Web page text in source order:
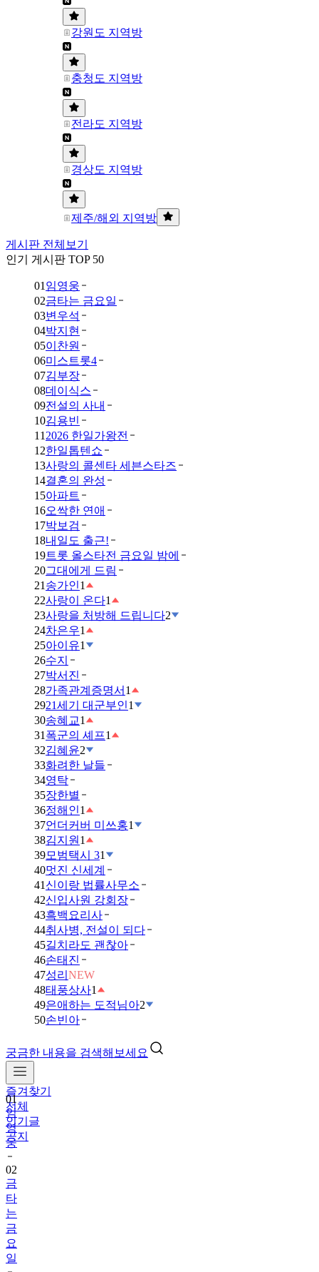
강원도 지역방
충청도 지역방
전라도 지역방
경상도 지역방
제주/해외 지역방
게시판 전체보기
인기 게시판 TOP 50
01 임영웅
02금타는 금요일
03변우석
04박지현
05이찬원
06미스트롯4
07김부장
08데이식스
09전설의 사내
10김용빈
11 2026 한일가왕전
12한일톱텐쇼
13사랑의 콜센타 세븐스타즈
14결혼의 완성
15아파트
16오싹한 연애
17박보검
18내일도 출근!
19트롯 올스타전 금요일 밤에
20그대에게 드림
21 송가인1
22사랑이 온다1
23사랑을 처방해 드립니다2
24차은우1
25아이유1
26수지
27박서진
28가족관계증명서 1
2921세기 대군부인1
30송혜교1
31 폭군의 셰프1
32김혜윤2
33화려한 날들
34영탁
35장한별
36정해인1
37언더커버 미쓰홍1
38김지원 1
39모범택시 31
40멋진 신세계
41 신이랑 법률사무소
42신입사원 강회장
43흑백요리사
44취사병, 전설이 되다
45길치라도 괜찮아
46손태진
47성리 NEW
48태풍상사1
49은애하는 도적님아2
50손빈아
궁금한 내용을 검색해보세요
즐겨찾기
전체
인기글
공지
01
임
영
웅
02
금
타
는
금
요
일